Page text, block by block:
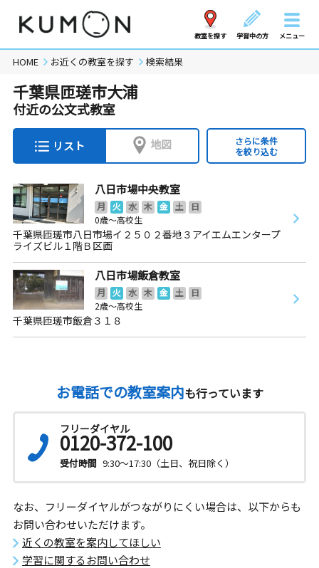
教室を探す 学習中の方 メニュー
HOME お近くの教室を探す 検索結果
千葉県匝瑳市大浦
付近の公文式教室
リスト 地図
さらに条件
を絞り込む
八日市場中央教室
月 火 水 木 金 土
日
0歳～高校生
千葉県匝瑳市八日市場イ２５０２番地３アイエムエンタープ
ライズビル１階Ｂ区画
八日市場飯倉教室
月 火 水 木 金 土
日
2歳～高校生
千葉県匝瑳市飯倉３１８
お電話での教室案内も行っています
フリーダイヤル
0120-372-100
受付時間 9:30～17:30（土日、祝日除く）
なお、フリーダイヤルがつながりにくい場合は、以下からも
お問い合わせいただけます。
近くの教室を案内してほしい
学習に関するお問い合わせ